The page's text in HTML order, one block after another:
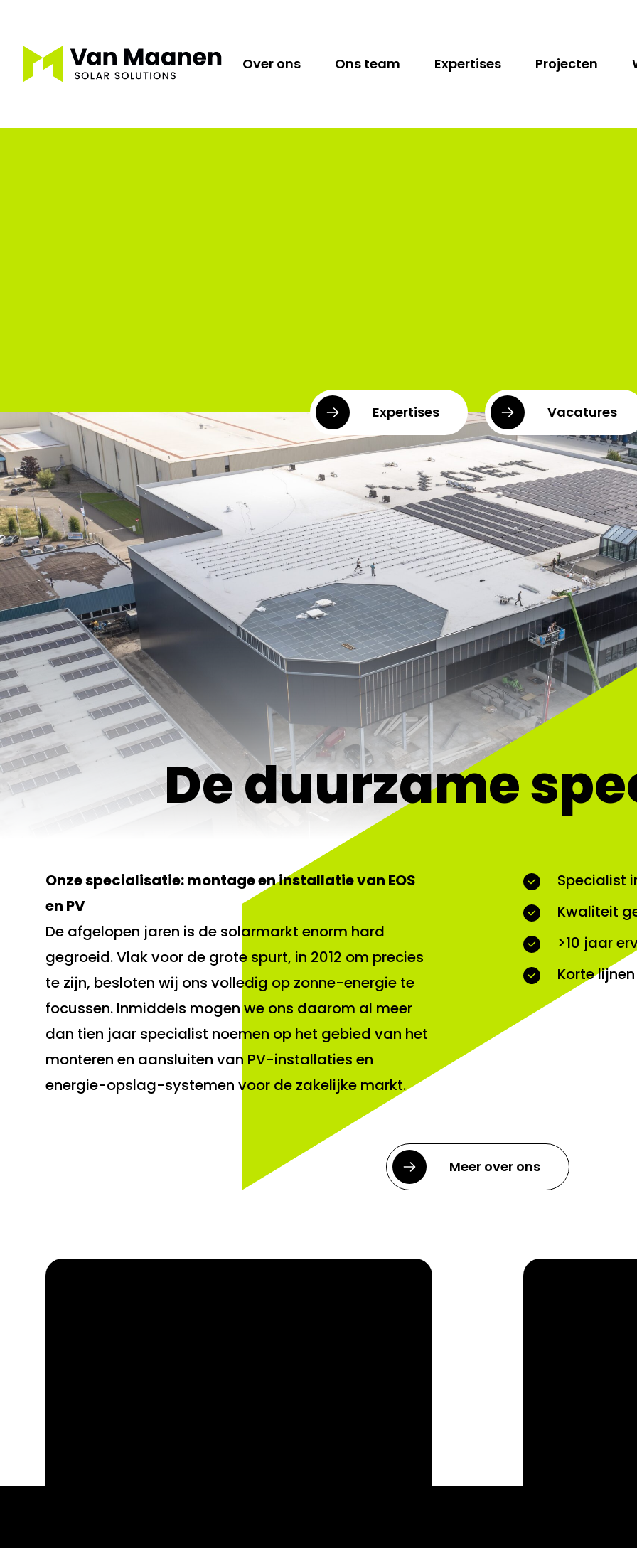
Over ons Ons team Expertises Projecten
Expertises Vacatures
De duurzame
Onze specialisatie: montage en installatie van EOS
en PV
De afgelopen jaren is de solarmarkt enorm hard
gegroeid. Vlak voor de grote spurt, in 2012 om precies
te zijn, besloten wij ons volledig op zonne-energie te
focussen. Inmiddels mogen we ons daarom al meer
dan tien jaar specialist noemen op het gebied van het
monteren en aansluiten van PV-installaties en
energie-opslag-systemen voor de zakelijke markt.
Specialist
Kwaliteit
>10 jaar
Korte lijnen
Meer over ons